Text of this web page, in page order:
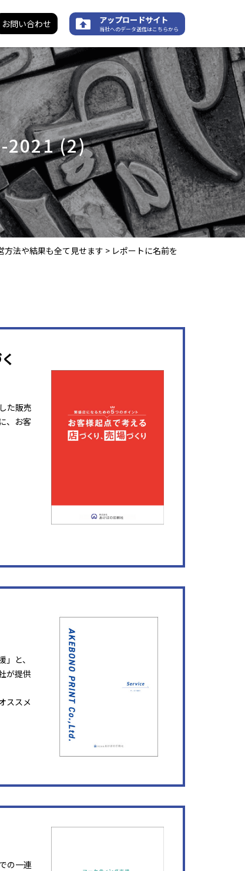
お問い合わせ アップロードサイト
当社へのデータ送信はこちらから
2021 (2)
法や結果も全て見せます > レポートに名前を
た販売
、お客
と、
が提供
ススメ
の一連